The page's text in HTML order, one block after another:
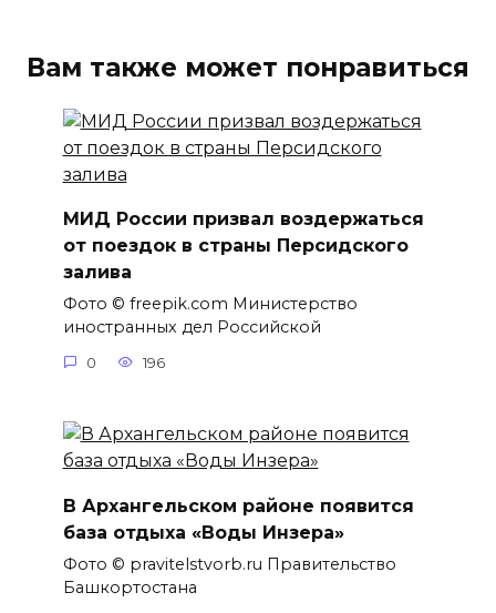
Вам также может понравиться
МИД России призвал воздержаться
от поездок в страны Персидского
залива
Фото © freepik.com Министерство
иностранных дел Российской
0 196
В Архангельском районе появится
база отдыха «Воды Инзера»
Фото © pravitelstvorb.ru Правительство
Башкортостана